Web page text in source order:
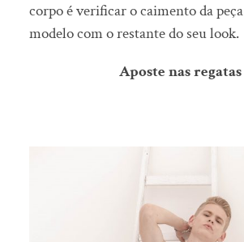
corpo é verificar o caimento da
modelo com o restante do seu look.
Aposte nas regatas